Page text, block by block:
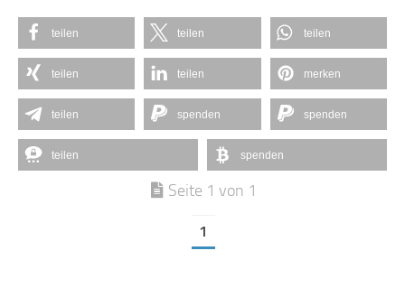
teilen teilen teilen
teilen teilen merken
teilen spenden spenden
teilen spenden
Seite 1 von 1
1